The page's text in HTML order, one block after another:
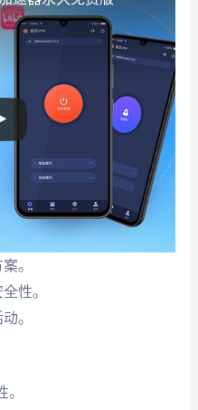
。
性。
。